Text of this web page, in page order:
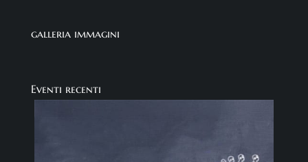
galleria immagini
Eventi recenti